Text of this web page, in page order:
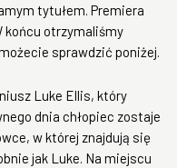
tytułem. Premiera
końcu otrzymaliśmy
sprawdzić poniżej.
Luke Ellis, który
dnia chłopiec zostaje
w której znajdują się
jak Luke. Na miejscu